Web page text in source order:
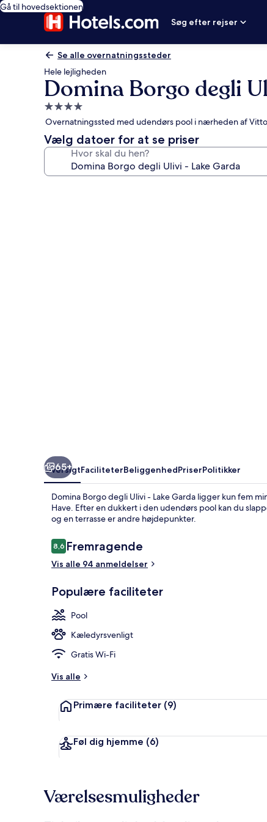
Gå til hovedsektionen
Søg efter rejser
Se alle overnatningssteder
Hele lejligheden
Domina Borgo degli
4.0-
stjernet
overnatningssted
Overnatningssted med udendørs pool i nærheden af
Vælg datoer for at se priser
Hvor skal du hen?
65+
OversigtFaciliteterBeliggenhedPriserPolitikker
Domina Borgo degli Ulivi - Lake Garda ligger kun fem
Have. Efter en dukkert i den udendørs pool kan du
og en terrasse er andre højdepunkter.
Anmeldelser
8,68,6 ud af 10.
Fremragende
Vis alle 94 anmeldelser
Populære faciliteter
Pool
Kæledyrsvenligt
Gratis Wi-Fi
Vis alle
Primære faciliteter (9)
Føl dig hjemme (6)
Værelsesmuligheder